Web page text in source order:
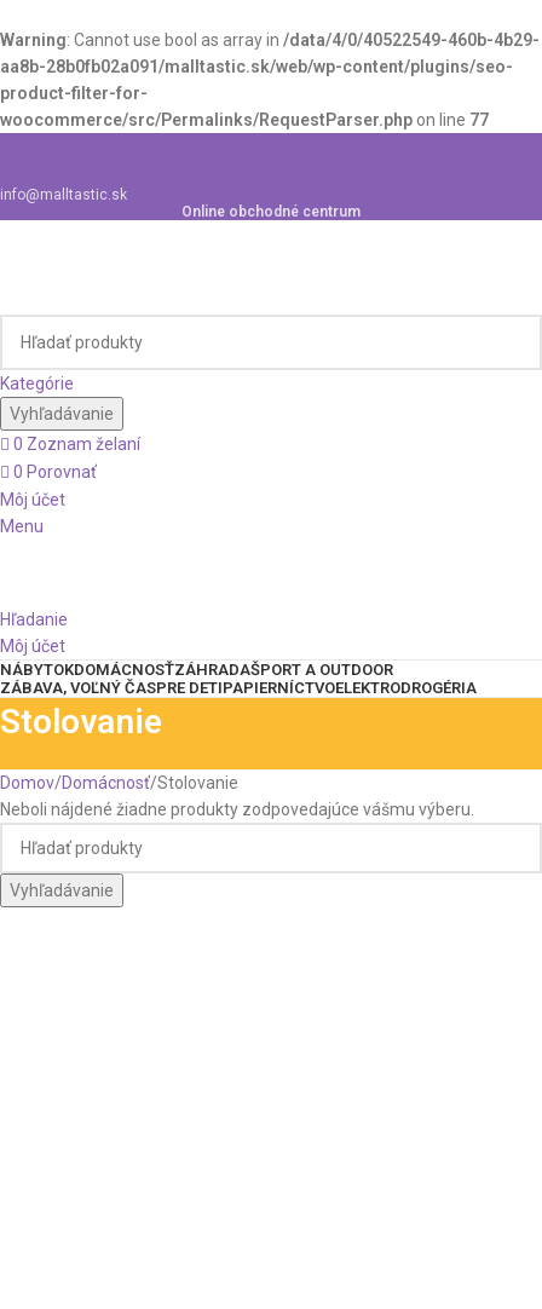
Warning: Cannot use bool as array in /data/4/0/40522549-460b-4b29-
aa8b-28b0fb02a091/malltastic.sk/web/wp-content/plugins/seo-
product-filter-for-
woocommerce/src/Permalinks/RequestParser.php on line 77
info@malltastic.sk
Online obchodné centrum
Kategórie
Vyhľadávanie
0 Zoznam želaní
0 Porovnať
Môj účet
Menu
Hľadanie
Môj účet
NÁBYTOKDOMÁCNOSŤZÁHRADAŠPORT A OUTDOOR
ZÁBAVA, VOĽNÝ ČASPRE DETIPAPIERNÍCTVOELEKTRODROGÉRIA
Stolovanie
Domov Domácnosť Stolovanie
Neboli nájdené žiadne produkty zodpovedajúce vášmu výberu.
Vyhľadávanie